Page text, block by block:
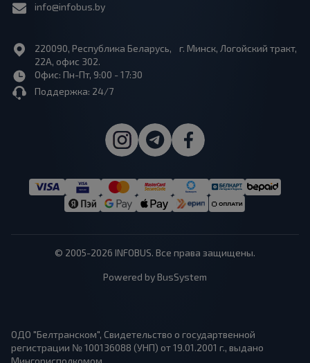
info@infobus.by
220090, Республика Беларусь, г. Минск, Логойский тракт,
22А, офис 302.
Офис: Пн-Пт, 9:00 - 17:30
Поддержка: 24/7
© 2005-2026 INFOBUS. Все права защищены.
Powered by BusSystem
ОДО "Белтранском", Свидетельство о государтвенной
регистрации № 100136088 (УНП) от 19.01.2001 г., выдано